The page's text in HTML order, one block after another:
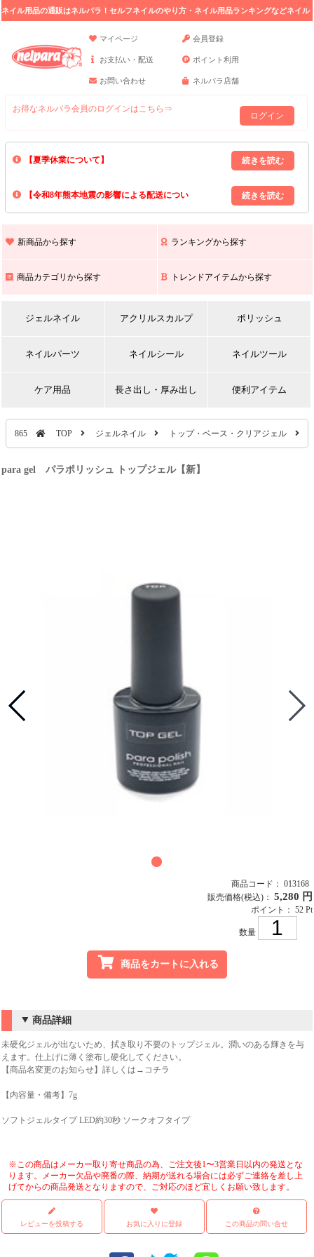
ネイル用品の通販はネルパラ！セルフネイルのやり方・ネイル用品ランキングなどネイル
マイページ
会員登録
お支払い・配送 ポイント利用
お問い合わせ ネルパラ店舗
お得なネルパラ会員のログインはこちら⇒
ログイン
【夏季休業について】
8/13(木)～8/16(日)の間｢出荷業務・お問い合わせ業務｣はお休みいたしま
上記期間中のご注文・お問い合わせは8/17(月)以降の対応となりますので
【令和8年熊本地震の影響による配送につい
また､ 九州全域でお荷物のお届けに遅延が生じております｡
新商品から探す ランキングから探す
商品カテゴリから探す トレンドアイテムから探す
ジェルネイル アクリルスカルプ ポリッシュ
ネイルパーツ ネイルシール ネイルツール
ケア用品 長さ出し・厚み出し 便利アイテム
865 TOP ジェルネイル トップ・ベース・クリアジェル
para gel パラポリッシュ トップジェル【新】
商品コード： 013168
販売価格(税込)： 5,280 円
ポイント： 52 Pt
数量
商品をカートに入れる
商品詳細
未硬化ジェルが出ないため、拭き取り不要のトップジェル。潤いのある輝きを与
えます。仕上げに薄く塗布し硬化してください。
【商品名変更のお知らせ】詳しくは→コチラ
【内容量・備考】7g
ソフトジェルタイプ LED約30秒 ソークオフタイプ
※この商品はメーカー取り寄せ商品の為、ご注文後1〜3営業日以内の発送とな
ります。メーカー欠品や廃番の際、納期が送れる場合には必ずご連絡を差し上
げてからの商品発送となりますので、ご対応のほど宜しくお願い致します。
レビューを投稿する お気に入りに登録 この商品の問い合せ